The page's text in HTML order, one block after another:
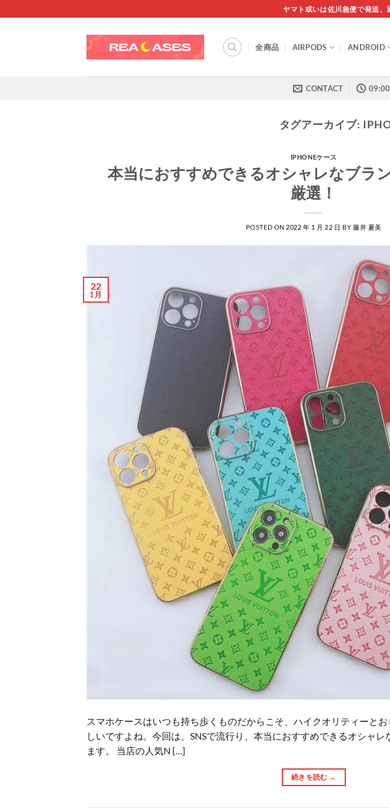
to
ヤマト或いは佐川急便で発送、
全商品 AIRPODS ANDROID
CONTACT
タグアーカイブ:
IPHONEケース
本当におすすめできるオシャレなブラ
厳選！
POSTED ON 2022 年 1 月 22 日 BY 藤井 夏美
22
1月
スマホケースはいつも持ち歩くものだからこそ、ハイクオリティーと
しいですよね。今回は、SNSで流行り、本当におすすめできるオシャ
ます。 当店の人気N […]
続きを読む →